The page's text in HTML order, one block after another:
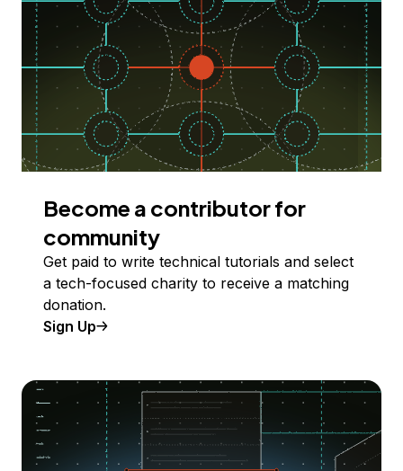
Become a contributor for
community
Get paid to write technical tutorials and select
a tech-focused charity to receive a matching
donation.
Sign Up